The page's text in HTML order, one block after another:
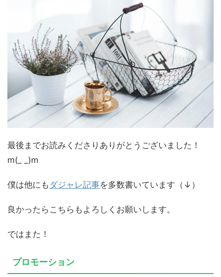
最後までお読みくださりありがとうございました！
m(_ _)m
僕は他にも ダジャレ記事を多数書いています（↓）
良かったらこちらもよろしくお願いします。
ではまた！
プロモーション